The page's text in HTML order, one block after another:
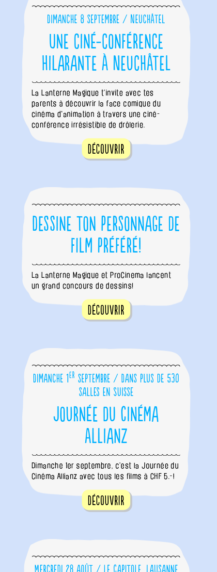
Dimanche 8 septembre / Neuchâtel
Une ciné-conférence
hilarante à Neuchâtel
La Lanterne Magique t’invite avec tes
parents à découvrir la face comique du
cinéma d'animation à travers une ciné-
conférence irrésistible de drôlerie.
Découvrir
Dessine ton personnage de
film préféré!
La Lanterne Magique et ProCinema lancent
un grand concours de dessins!
Découvrir
Dimanche 1er septembre / Dans plus de 530
salles en Suisse
Journée du Cinéma
Allianz
Dimanche 1er septembre, c’est la Journée du
Cinéma Allianz avec tous les films à CHF 5.-!
Découvrir